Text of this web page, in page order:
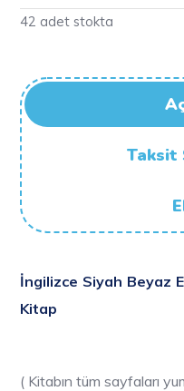
42 adet stokta
Taksit
İngilizce Siyah Beyaz
Kitap
( Kitabın tüm sayfaları